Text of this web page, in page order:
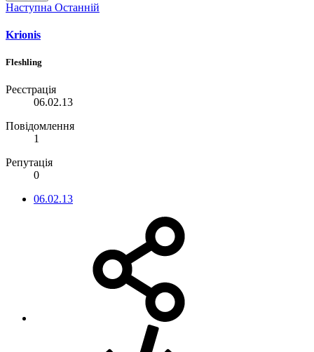
Наступна Останній
Krionis
Fleshling
Реєстрація
06.02.13
Повідомлення
1
Репутація
0
06.02.13